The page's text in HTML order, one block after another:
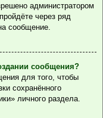
администратором
через ряд
сообщение.
сообщения?
для того, чтобы
сохранённого
личного раздела.